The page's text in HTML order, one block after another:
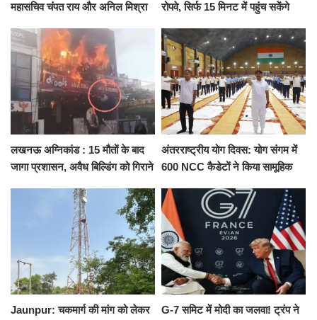
महासचिव चंपत राय और अनिल मिश्रा
को नहीं...
रोपवे, सिर्फ 15 मिनट में पहुंच सकेंगे
किराया
लखनऊ अग्निकांड : 15 मौतों के बाद
जागा प्रशासन, अवैध बिल्डिंग को गिराने
अंतरराष्ट्रीय योग दिवस: योग संगम में
600 NCC कैडेटों ने किया सामूहिक
संकल्प
Jaunpur: चकमार्ग की मांग को लेकर G-7 समिट में मोदी का जलवा! ट्रंप ने